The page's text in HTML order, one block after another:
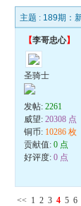
主题 : 189期：
【李哥忠心】
圣骑士
发帖:2261
威望:20308 点
铜币: 10286 枚
贡献值:0 点
好评度:0 点
<< 1 2 3 4 5 6